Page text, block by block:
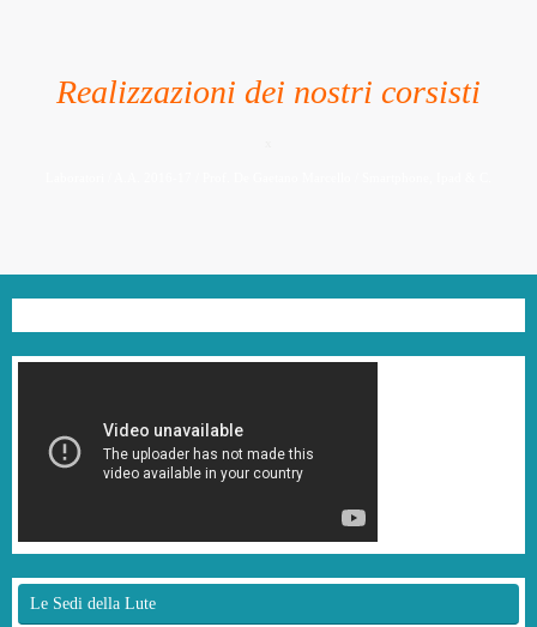
Realizzazioni dei nostri corsisti
Le Sedi della Lute